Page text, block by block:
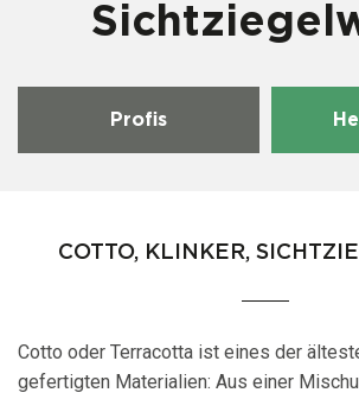
Profis
COTTO, KLINKER,
Cotto oder Terracotta ist eines der
gefertigten Materialien: Aus einer